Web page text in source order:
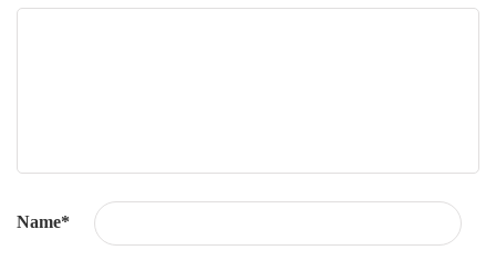
Name*